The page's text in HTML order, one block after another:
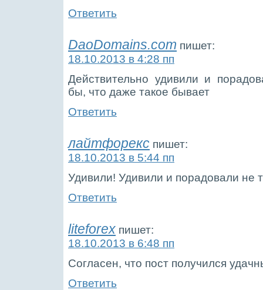
Ответить
DaoDomains.com пишет:
18.10.2013 в 4:28 пп
Действительно удивили и
бы, что даже такое бывает
Ответить
лайтфорекс пишет:
18.10.2013 в 5:44 пп
Удивили! Удивили и порадовали не
Ответить
liteforex пишет:
18.10.2013 в 6:48 пп
Согласен, что пост получился
Ответить